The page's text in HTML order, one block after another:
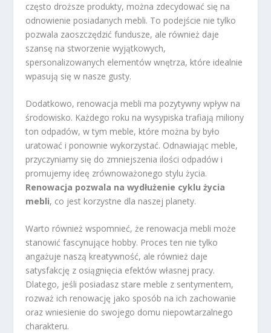
często droższe produkty, można zdecydować się na
odnowienie posiadanych mebli. To podejście nie tylko
pozwala zaoszczędzić fundusze, ale również daje
szansę na stworzenie wyjątkowych,
spersonalizowanych elementów wnętrza, które idealnie
wpasują się w nasze gusty.
Dodatkowo, renowacja mebli ma pozytywny wpływ na
środowisko. Każdego roku na wysypiska trafiają miliony
ton odpadów, w tym meble, które można by było
uratować i ponownie wykorzystać. Odnawiając meble,
przyczyniamy się do zmniejszenia ilości odpadów i
promujemy ideę zrównoważonego stylu życia.
Renowacja pozwala na wydłużenie cyklu życia
mebli, co jest korzystne dla naszej planety.
Warto również wspomnieć, że renowacja mebli może
stanowić fascynujące hobby. Proces ten nie tylko
angażuje naszą kreatywność, ale również daje
satysfakcję z osiągnięcia efektów własnej pracy.
Dlatego, jeśli posiadasz stare meble z sentymentem,
rozważ ich renowację jako sposób na ich zachowanie
oraz wniesienie do swojego domu niepowtarzalnego
charakteru.